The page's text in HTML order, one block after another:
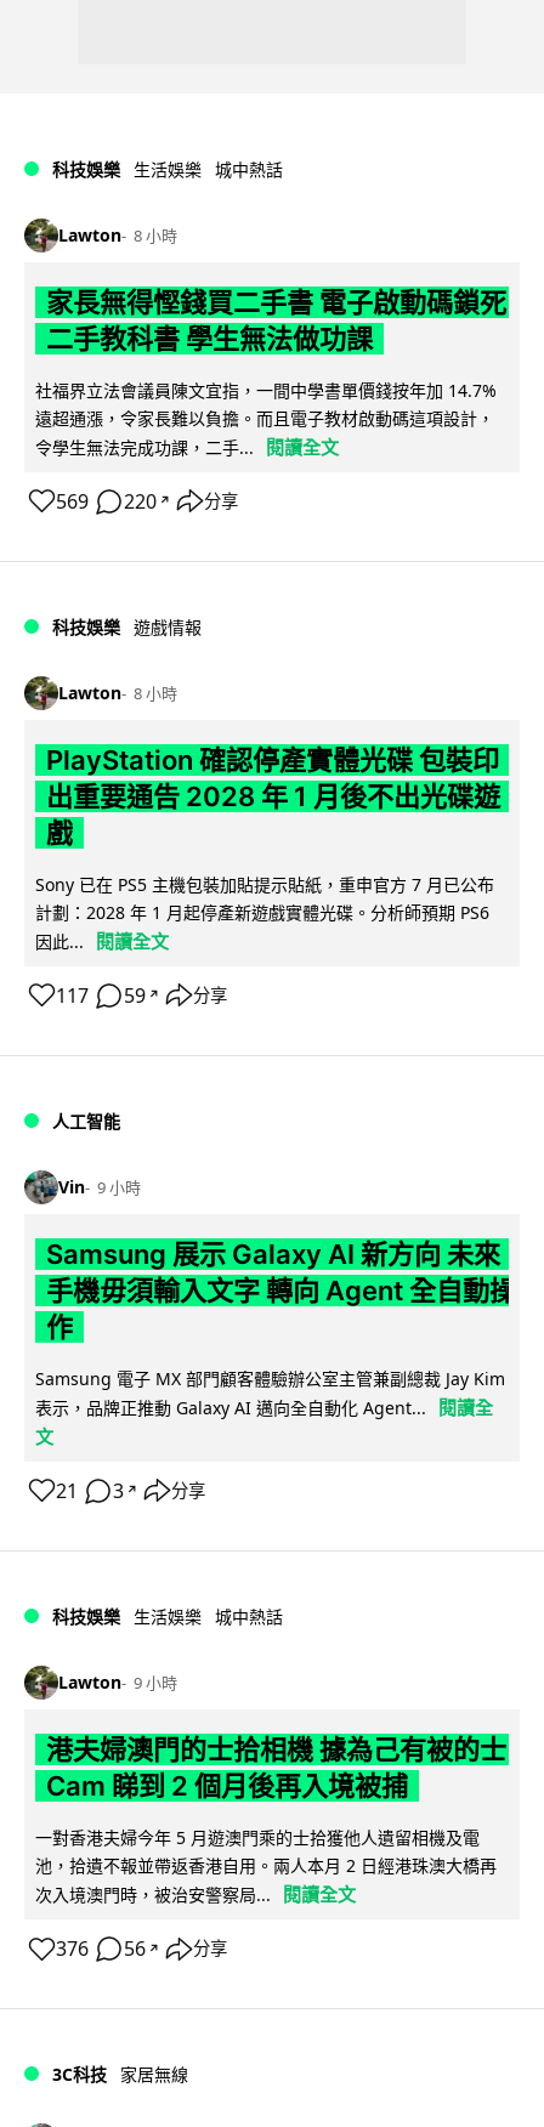
科技娛樂 生活娛樂 城中熱話
Lawton 8 小時
家長無得慳錢買二手書 電子啟動碼鎖死
二手教科書 學生無法做功課
社福界立法會議員陳文宜指，一間中學書單價錢按年加 14.7%
遠超通漲，令家長難以負擔。而且電子教材啟動碼這項設計，
令學生無法完成功課，二手...
閱讀全文
569 220 ↗ 分享
科技娛樂 遊戲情報
Lawton 8 小時
PlayStation 確認停產實體光碟 包裝印
出重要通告 2028 年 1 月後不出光碟遊
戲
Sony 已在 PS5 主機包裝加貼提示貼紙，重申官方 7 月已公布
計劃：2028 年 1 月起停產新遊戲實體光碟。分析師預期 PS6
因此...
閱讀全文
117 59 ↗ 分享
人工智能
Vin 9 小時
Samsung 展示 Galaxy AI 新方向 未來
手機毋須輸入文字 轉向 Agent 全自動操
作
Samsung 電子 MX 部門顧客體驗辦公室主管兼副總裁 Jay Kim
表示，品牌正推動 Galaxy AI 邁向全自動化 Agent...
閱讀全
文
21 3 ↗ 分享
科技娛樂 生活娛樂 城中熱話
Lawton 9 小時
港夫婦澳門的士拾相機 據為己有被的士
Cam 睇到 2 個月後再入境被捕
一對香港夫婦今年 5 月遊澳門乘的士拾獲他人遺留相機及電
池，拾遺不報並帶返香港自用。兩人本月 2 日經港珠澳大橋再
次入境澳門時，被治安警察局...
閱讀全文
376 56 ↗ 分享
3C科技 家居無線